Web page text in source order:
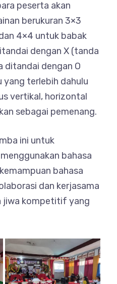
peserta akan
berukuran 3×3
4×4 untuk babak
dengan X (tanda
ditandai dengan O
yang terlebih dahulu
vertikal, horizontal
sebagai pemenang.
ini untuk
bahasa
bahasa
dan kerjasama
jiwa kompetitif yang